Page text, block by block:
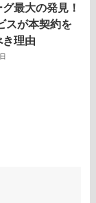
最大の発見！
スが本契約を
理由